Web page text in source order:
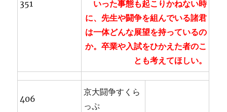
351
いった事態も起こりかねない時
に、先生や闘争を組んでいる諸君
は一体どんな展望を持っているの
か。卒業や入試をひかえた者のこ
とも考えてほしい。
406
京大闘争すくら
っぷ